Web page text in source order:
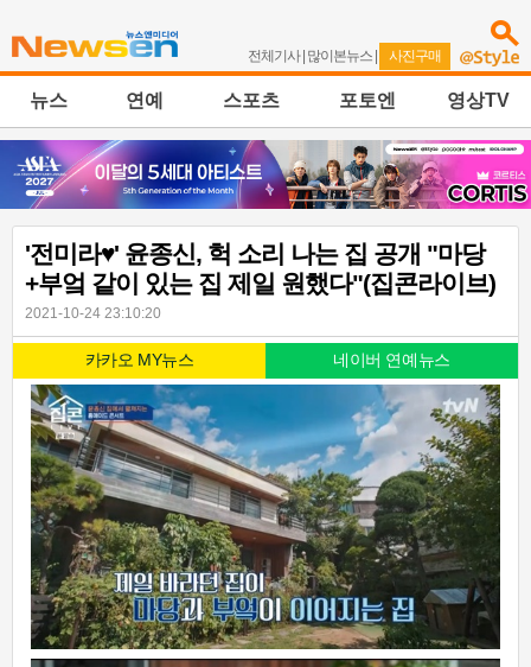
전체기사| 많이본뉴스 | 사진구매
뉴스 연예 스포츠 포토엔 영상TV
'전미라♥' 윤종신, 헉 소리 나는 집 공개 "마당
+부엌 같이 있는 집 제일 원했다"(집콘라이브)
2021-10-24 23:10:20
카카오 MY뉴스 네이버 연예뉴스